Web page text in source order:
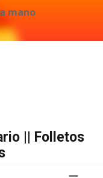
mano
|| Folletos